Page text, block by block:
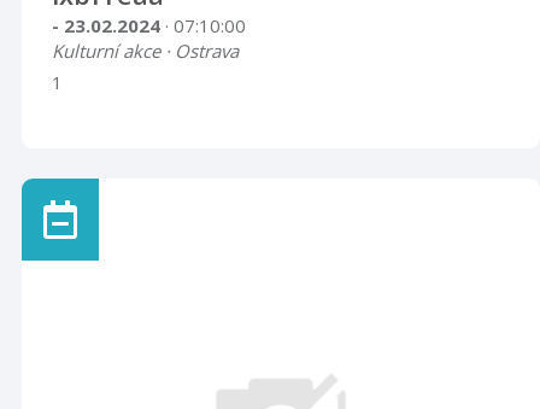
- 23.02.2024 · 07:10:00
Kulturní akce · Ostrava
1